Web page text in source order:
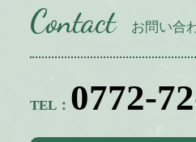
Contact お問い合
TEL： 0772-